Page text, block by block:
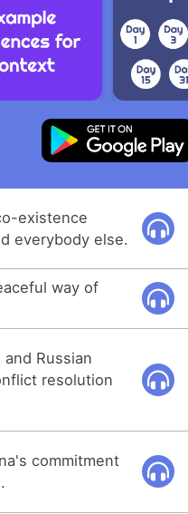
existence
everybody else.
way of
Russian
resolution
commitment